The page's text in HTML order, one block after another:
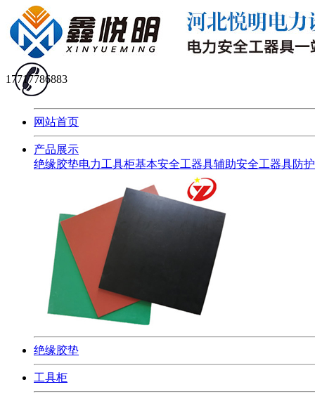
17717786883
网站首页
产品展示
绝缘胶垫电力工具柜基本安全工器具辅助安全工器具防
绝缘胶垫
工具柜